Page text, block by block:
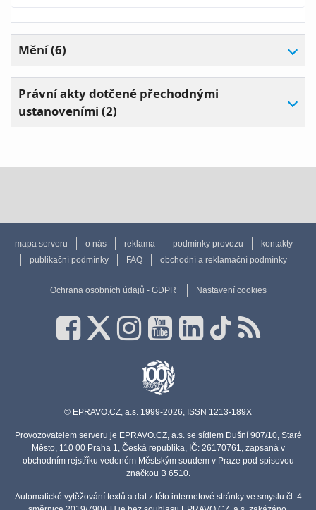
Mění (6)
Právní akty dotčené přechodnými
ustanoveními (2)
mapa serveru o nás reklama podmínky provozu
kontakty
publikační podmínky
FAQ obchodní a reklamační podmínky
Ochrana osobních údajů - GDPR Nastavení cookies
© EPRAVO.CZ, a.s. 1999-2026, ISSN 1213-189X
Provozovatelem serveru je EPRAVO.CZ, a.s. se sídlem Dušní 907/10, Staré
Město, 110 00 Praha 1, Česká republika, IČ: 26170761, zapsaná v
obchodním rejstříku vedeném Městským soudem v Praze pod spisovou
značkou B 6510.
Automatické vytěžování textů a dat z této internetové stránky ve smyslu čl. 4